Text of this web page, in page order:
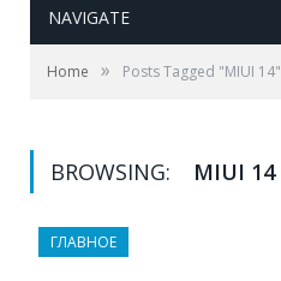
NAVIGATE
Home » Posts Tagged "MIUI 14"
BROWSING: MIUI 14
ГЛАВНОЕ